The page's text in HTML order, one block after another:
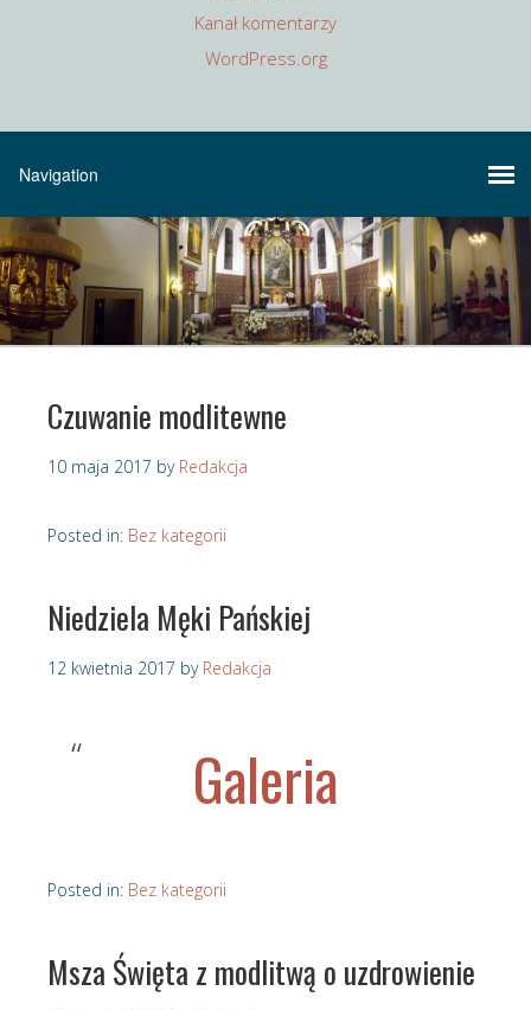
Kanał komentarzy
WordPress.org
Czuwanie modlitewne
10 maja 2017 by Redakcja
Posted in: Bez kategorii
Niedziela Męki Pańskiej
12 kwietnia 2017 by Redakcja
Galeria
Posted in: Bez kategorii
Msza Święta z modlitwą o uzdrowienie